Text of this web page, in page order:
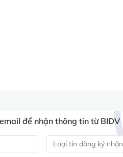
để nhận thông tin từ BIDV
Loại tin đăng ký nhận